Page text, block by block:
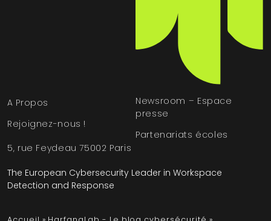
A Propos
Rejoignez-nous !
Newsroom – Espace
presse
Partenariats écoles
5, rue Feydeau 75002 Paris
The European Cybersecurity Leader in Workspace
Detection and Response